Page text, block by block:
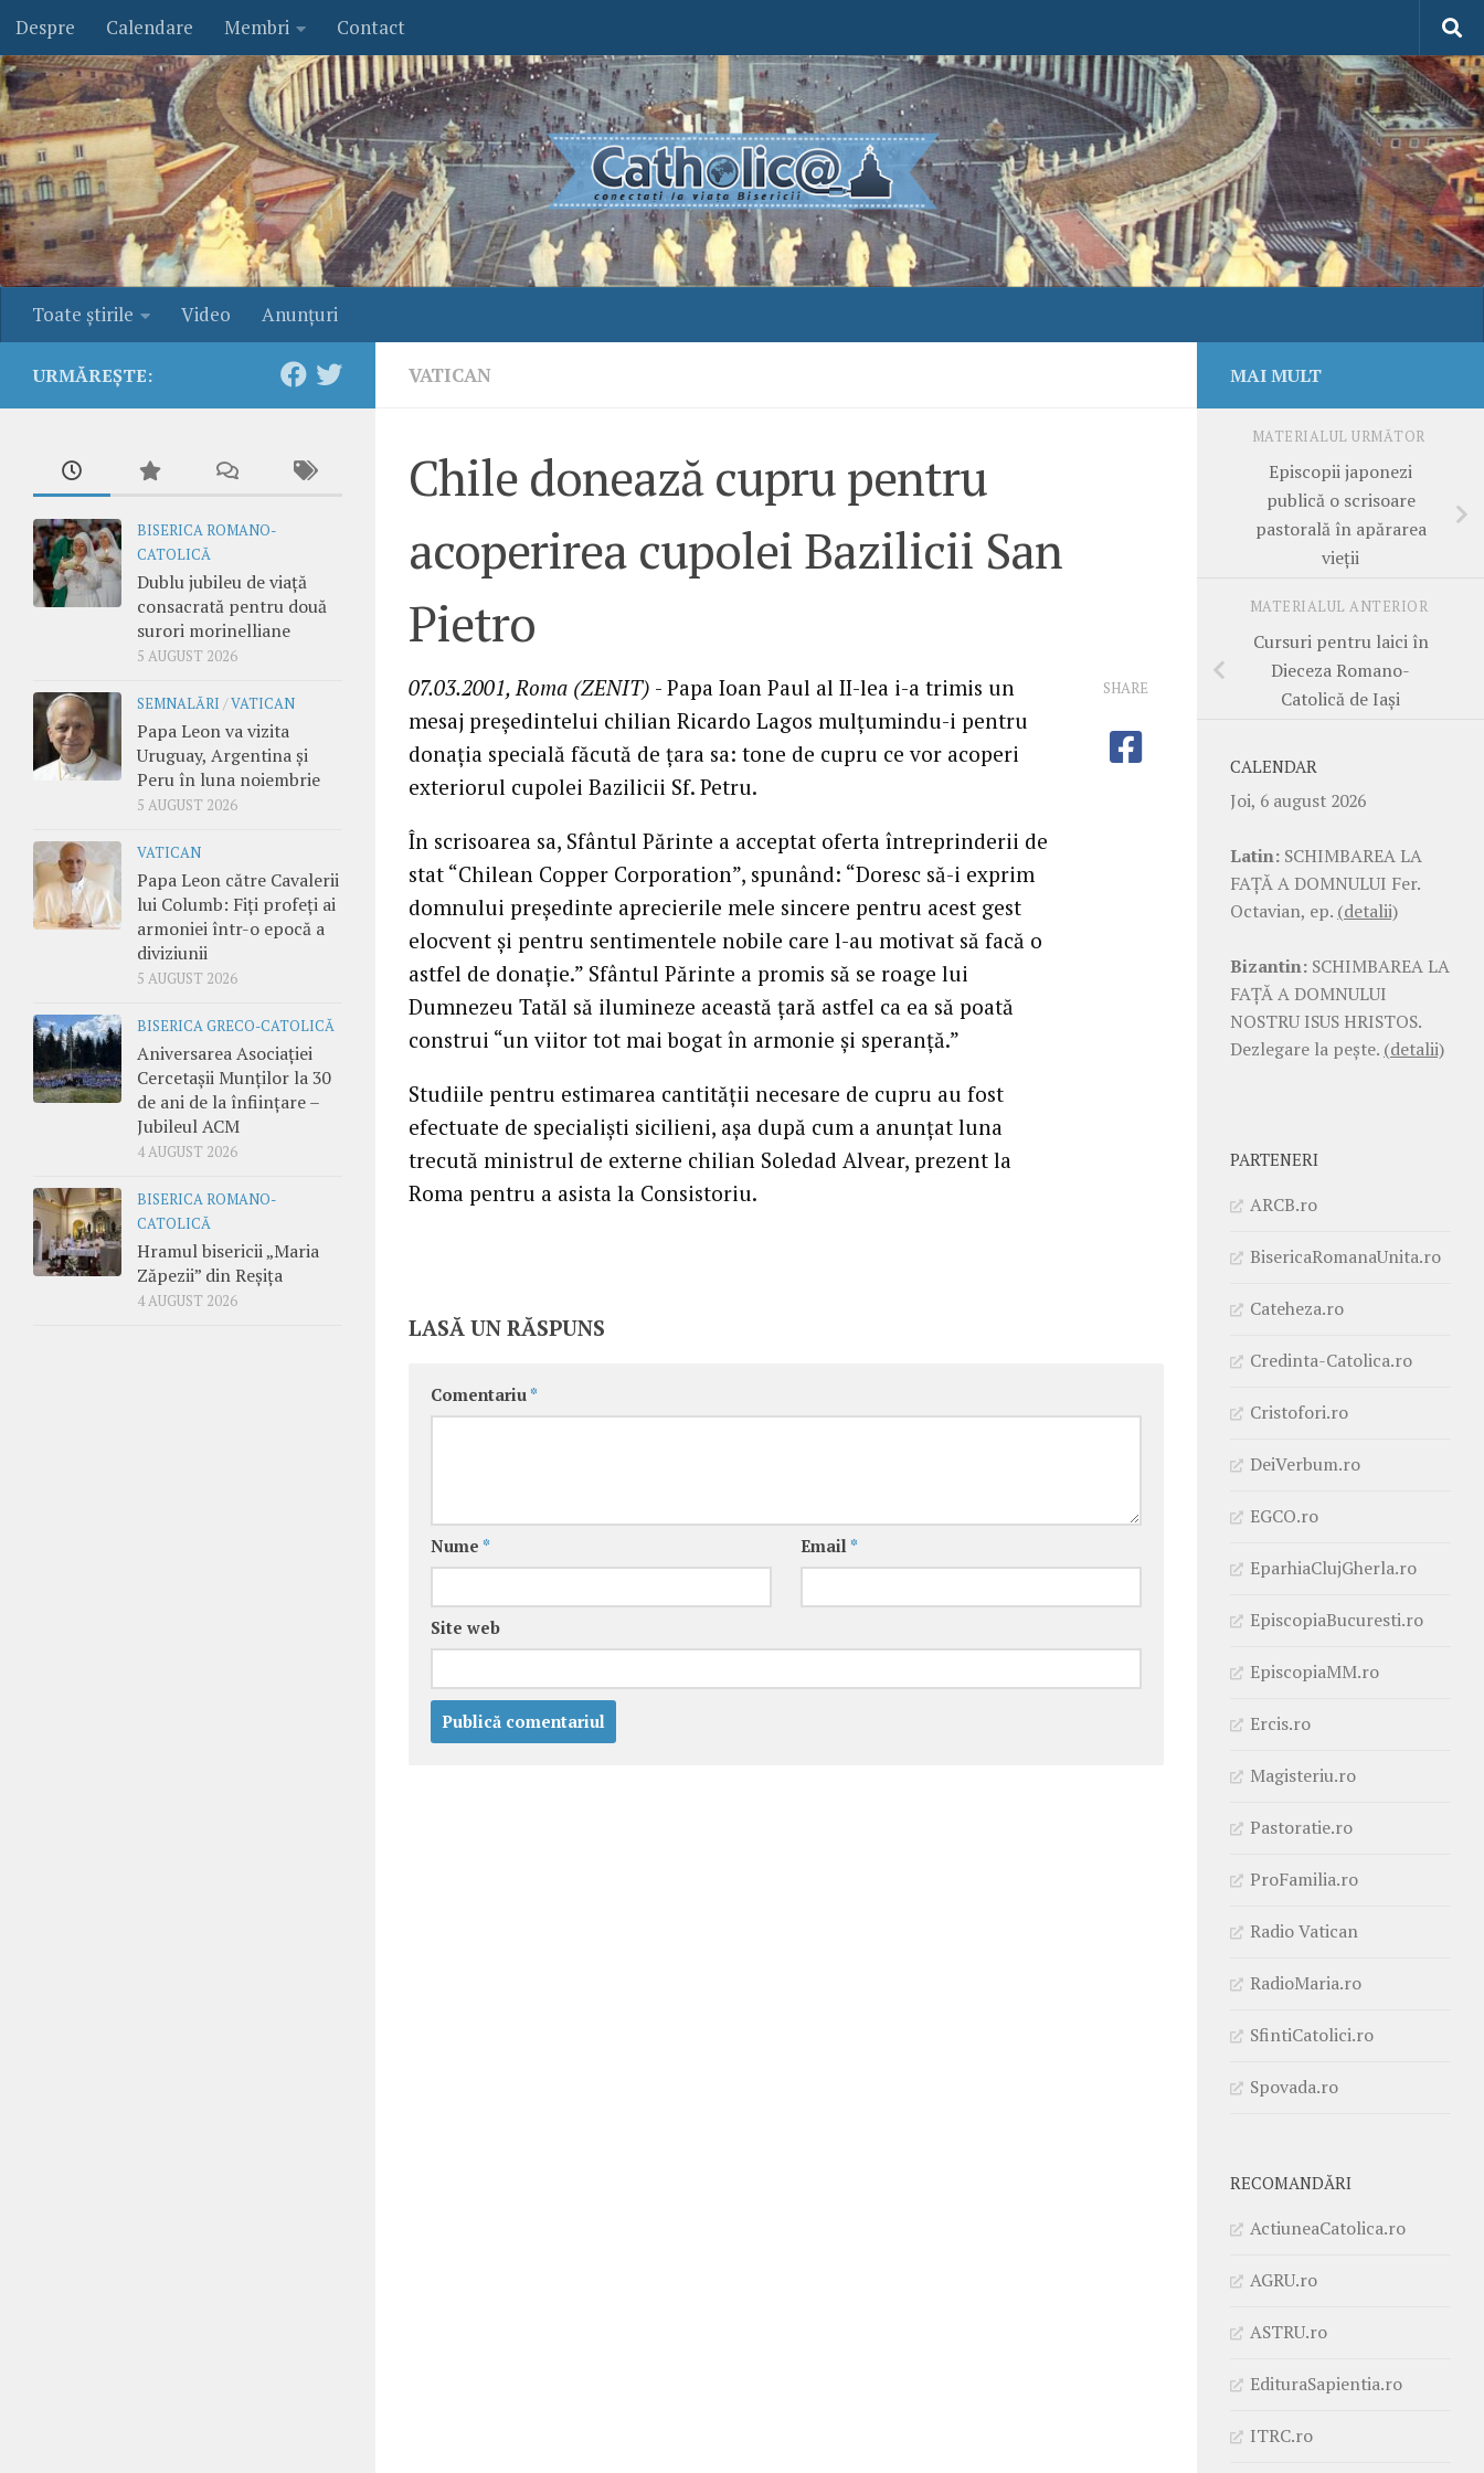
Skip to content
Despre Calendare Membri Contact
Toate ştirile Video Anunţuri
VATICAN
Chile donează cupru pentru
acoperirea cupolei Bazilicii San
Pietro
07.03.2001, Roma (ZENIT) - Papa Ioan Paul al II-lea i-a trimis un
mesaj preşedintelui chilian Ricardo Lagos mulţumindu-i pentru
donaţia specială făcută de ţara sa: tone de cupru ce vor acoperi
exteriorul cupolei Bazilicii Sf. Petru.
În scrisoarea sa, Sfântul Părinte a acceptat oferta întreprinderii de
stat “Chilean Copper Corporation”, spunând: “Doresc să-i exprim
domnului preşedinte aprecierile mele sincere pentru acest gest
elocvent şi pentru sentimentele nobile care l-au motivat să facă o
astfel de donaţie.” Sfântul Părinte a promis să se roage lui
Dumnezeu Tatăl să ilumineze această ţară astfel ca ea să poată
construi “un viitor tot mai bogat în armonie şi speranţă.”
Studiile pentru estimarea cantităţii necesare de cupru au fost
efectuate de specialişti sicilieni, aşa după cum a anunţat luna
trecută ministrul de externe chilian Soledad Alvear, prezent la
Roma pentru a asista la Consistoriu.
SHARE
LASĂ UN RĂSPUNS
Comentariu *
Nume * Email *
Site web
URMĂREȘTE:
BISERICA ROMANO-
CATOLICĂ
Dublu jubileu de viață
consacrată pentru două
surori morinelliane
5 AUGUST 2026
SEMNALĂRI /VATICAN
Papa Leon va vizita
Uruguay, Argentina și
Peru în luna noiembrie
5 AUGUST 2026
VATICAN
Papa Leon către Cavalerii
lui Columb: Fiți profeți ai
armoniei într-o epocă a
diviziunii
5 AUGUST 2026
BISERICA GRECO-CATOLICĂ
Aniversarea Asociației
Cercetașii Munților la 30
de ani de la înființare –
Jubileul ACM
4 AUGUST 2026
BISERICA ROMANO-
CATOLICĂ
Hramul bisericii „Maria
Zăpezii” din Reșița
4 AUGUST 2026
MAI MULT
MATERIALUL URMĂTOR
Episcopii japonezi
publică o scrisoare
pastorală în apărarea
vieţii
MATERIALUL ANTERIOR
Cursuri pentru laici în
Dieceza Romano-
Catolică de Iaşi
CALENDAR
Joi, 6 august 2026
Latin: SCHIMBAREA LA
FAŢĂ A DOMNULUI Fer.
Octavian, ep. (detalii)
Bizantin: SCHIMBAREA LA
FAŢĂ A DOMNULUI
NOSTRU ISUS HRISTOS.
Dezlegare la pește. (detalii)
PARTENERI
ARCB.ro
BisericaRomanaUnita.ro
Cateheza.ro
Credinta-Catolica.ro
Cristofori.ro
DeiVerbum.ro
EGCO.ro
EparhiaClujGherla.ro
EpiscopiaBucuresti.ro
EpiscopiaMM.ro
Ercis.ro
Magisteriu.ro
Pastoratie.ro
ProFamilia.ro
Radio Vatican
RadioMaria.ro
SfintiCatolici.ro
Spovada.ro
RECOMANDĂRI
ActiuneaCatolica.ro
AGRU.ro
ASTRU.ro
EdituraSapientia.ro
ITRC.ro